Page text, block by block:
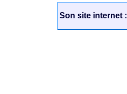
Son site internet :